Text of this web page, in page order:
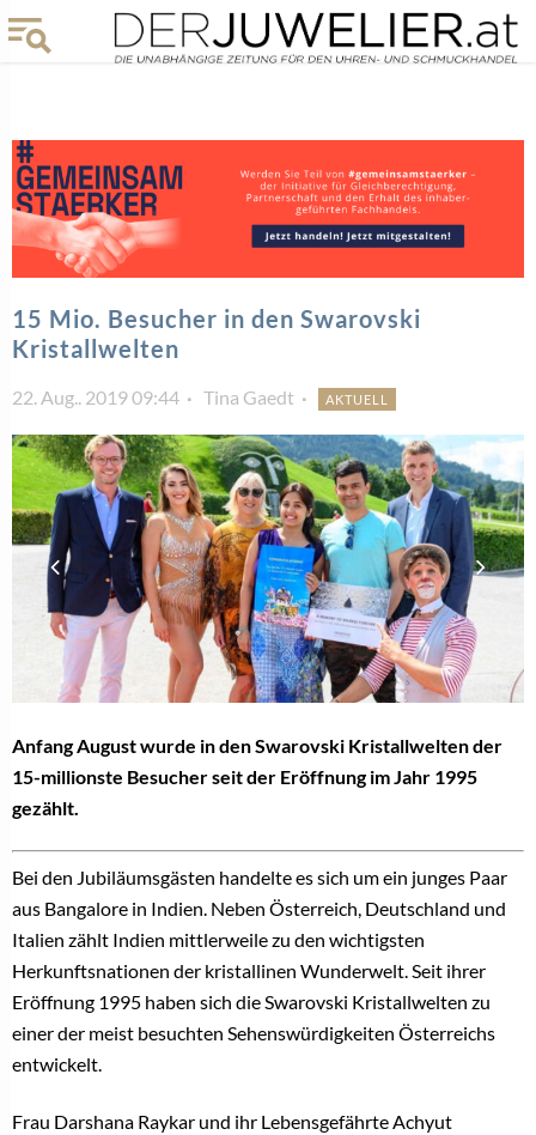
15 Mio. Besucher in den Swarovski
Kristallwelten
22. Aug.. 2019 09:44 Tina Gaedt AKTUELL
Anfang August wurde in den Swarovski Kristallwelten der
15-millionste Besucher seit der Eröffnung im Jahr 1995
gezählt.
Bei den Jubiläumsgästen handelte es sich um ein junges Paar
aus Bangalore in Indien. Neben Österreich, Deutschland und
Italien zählt Indien mittlerweile zu den wichtigsten
Herkunftsnationen der kristallinen Wunderwelt. Seit ihrer
Eröffnung 1995 haben sich die Swarovski Kristallwelten zu
einer der meist besuchten Sehenswürdigkeiten Österreichs
entwickelt.
Frau Darshana Raykar und ihr LebensgefährteAchyut